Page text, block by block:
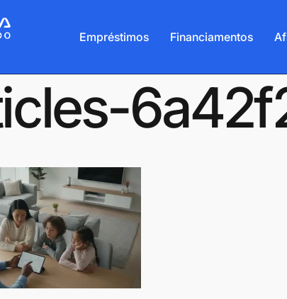
Empréstimos Financiamentos